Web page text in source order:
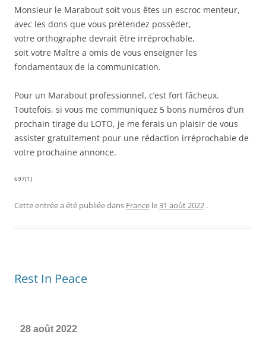
Monsieur le Marabout soit vous êtes un escroc menteur,
avec les dons que vous prétendez posséder,
votre orthographe devrait être irréprochable,
soit votre Maître a omis de vous enseigner les
fondamentaux de la communication.
Pour un Marabout professionnel, c’est fort fâcheux.
Toutefois, si vous me communiquez 5 bons numéros d’un
prochain tirage du LOTO, je me ferais un plaisir de vous
assister gratuitement pour une rédaction irréprochable de
votre prochaine annonce.
697(1)
Cette entrée a été publiée dans France le31 août 2022 .
Rest In Peace
28 août 2022